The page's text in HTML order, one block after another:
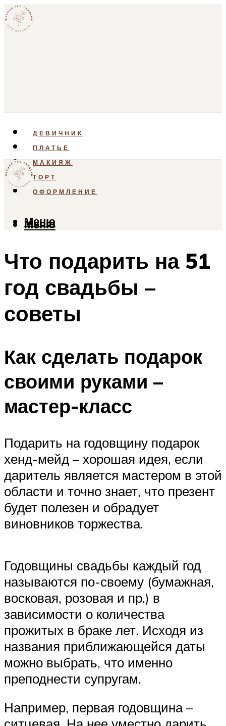
ДЕВИЧНИК
ПЛАТЬЕ
МАКИЯЖ
ТОРТ
ОФОРМЛЕНИЕ
Меню
Меню
Что подарить на 51
год свадьбы –
советы
Как сделать подарок
своими руками –
мастер-класс
Подарить на годовщину подарок
хенд-мейд – хорошая идея, если
даритель является мастером в этой
области и точно знает, что презент
будет полезен и обрадует
виновников торжества.
Годовщины свадьбы каждый год
называются по-своему (бумажная,
восковая, розовая и пр.) в
зависимости о количества
прожитых в браке лет. Исходя из
названия приближающейся даты
можно выбрать, что именно
преподнести супругам.
Например, первая годовщина –